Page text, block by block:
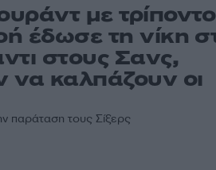
με τρίποντο
έδωσε τη νίκη
στους Σανς,
να καλπάζουν οι
παράταση τους Σίξερς